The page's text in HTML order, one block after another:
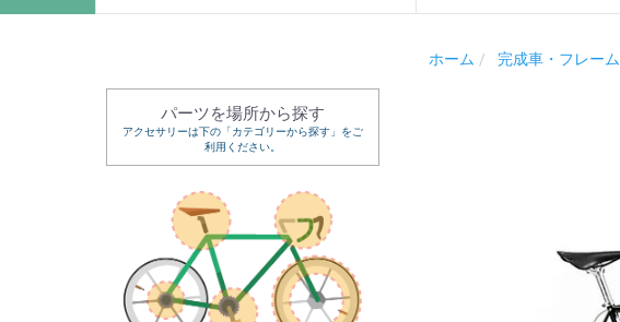
パーツを場所から探す
アクセサリーは下の「カテゴリーから探す」をご
利用ください。
ホーム 完成車・フレーム